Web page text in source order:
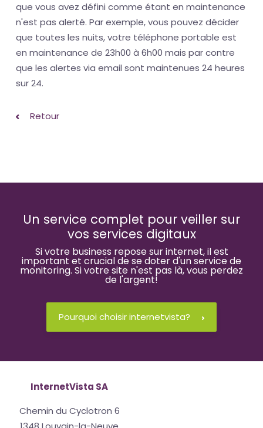
que vous avez défini comme étant en maintenance
n'est pas alerté. Par exemple, vous pouvez décider
que toutes les nuits, votre téléphone portable est
en maintenance de 23h00 à 6h00 mais par contre
que les alertes via email sont maintenues 24 heures
sur 24.
Retour
Un service complet pour veiller sur
vos services digitaux
Si votre business repose sur internet, il est
important et crucial de se doter d'un service de
monitoring. Si votre site n'est pas là, vous perdez
de l'argent!
Pourquoi choisir internetvista?
InternetVista SA
Chemin du Cyclotron 6